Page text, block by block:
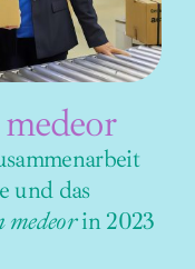
und das
medeorin 2023